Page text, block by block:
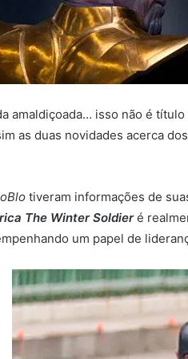
amaldiçoada… isso não é
as duas novidades acerca
tiveram informações de
The Winter Soldieré
um papel de